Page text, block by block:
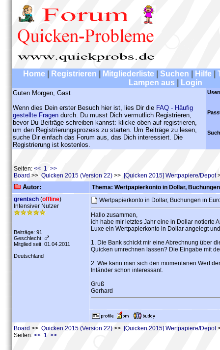
Home Registrieren Mitgliederliste Suchen Hilfe
Lampen aus
Login
Guten Morgen, Gast
Wenn dies Dein erster Besuch hier ist, lies Dir die FAQ - Häufig
gestellte Fragen durch. Du musst Dich vermutlich Registrieren,
bevor Du Beiträge schreiben kannst: klicke oben auf registrieren,
um den Registrierungsprozess zu starten. Um Beiträge zu lesen,
suche Dir einfach das Forum aus, das Dich interessiert. Die
Registrierung ist kostenlos.
Seiten: << 1 >>
Board >> Quicken 2015 (Version 22) >> [Quicken 2015] Wertpapiere/Depot
Autor:
Thema: Wertpapierkonto in Dollar,
grentsch (offline)
Intensiver Nutzer
Beiträge: 91
Geschlecht:
Mitglied seit: 01.04.2011
Deutschland
Wertpapierkonto in Dollar, Buchungen in
Hallo zusammen,
ich habe mir letztes Jahr eine in Dollar notierte
Luxe ein Wertpapierkonto in Dollar angelegt
1. Die Bank schickt mir eine Abrechnung über
Quicken umrechnen lassen? Die Eingabe mit
2. Wie kann man sich den momentanen Wert
Inländer schon interessant.
Gruß
Gerhard
Board >> Quicken 2015 (Version 22) >> [Quicken 2015] Wertpapiere/Depot
Seiten: << 1 >>